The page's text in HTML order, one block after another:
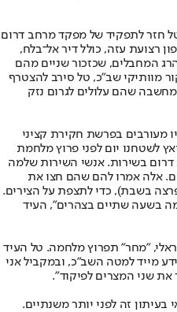
של אוטובוס קו 300 (ב־1984) טל חזר לתפקיד של מפקד מרחב דרום
רצועת עזה, כולל דיר אל־בלח,
המחבלים, שכזכור שניים מהם
מוותיקי שב"כ, טל סירב להצטרף
שהם עלולים לגרום נזק
מעורבים בפרשת חקירת קציני
לשטחנו יום לפני פרוץ מלחמת
דרום בשירות. אנשי השירות שלמה
אלה אמרו להם שהם חצו את
בשבת), כדי לתצפת על הצירים.
בשעה שתיים בצהרים", העיד
"מחר" תפרוץ מלחמה. טל העיד
מייד למטה השב"כ, ובמקביל אני
את שני המצרים לפיקוד".
זה לפני יותר משנתיים.